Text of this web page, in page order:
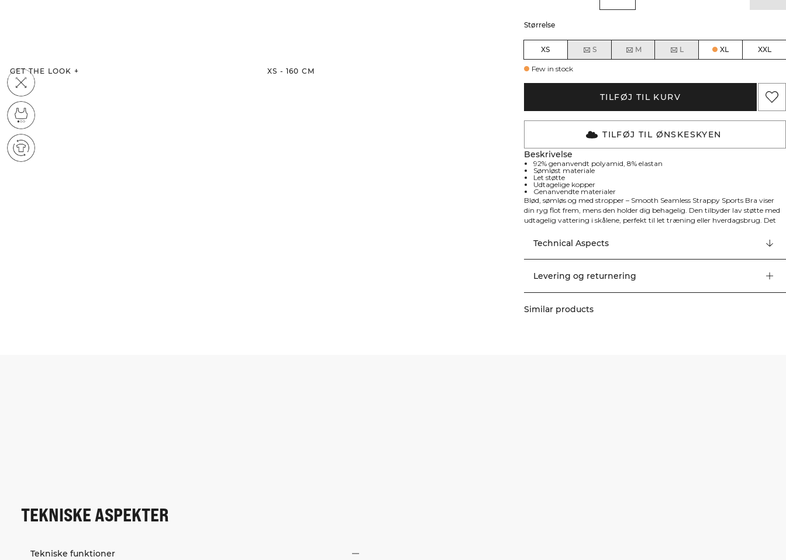
GET THE LOOK + XS - 160 CM
Størrelse
XS S M L XL XXL
Few in stock
TILFØJ TIL KURV
TILFØJ TIL ØNSKESKYEN
Beskrivelse
92% genanvendt polyamid, 8% elastan
Sømløst materiale
Let støtte
Udtagelige kopper
Genanvendte materialer
Blød, sømløs og med stropper – Smooth Seamless Strappy Sports Bra viser
din ryg flot frem, mens den holder dig behagelig. Den tilbyder lav støtte med
udtagelig vattering i skålene, perfekt til let træning eller hverdagsbrug. Det
pasform. De stroppede detaljer på ryggen skaber et flot og moderne look, der
får dig til at føle dig selvsikker under din træning. Sports-bh'en sidder godt på
plads og giver den rette komfort til dine aktive dage.
Technical Aspects
Levering og returnering
Similar products
TEKNISKE ASPEKTER
Tekniske funktioner